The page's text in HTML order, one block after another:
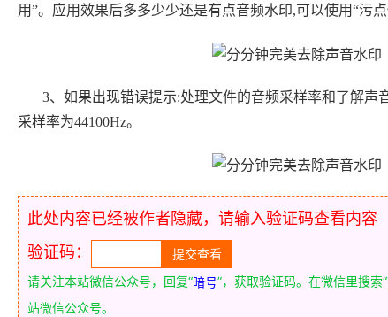
用”。应用效果后多多少少还是有点音频水印,可以使用“污
3、如果出现错误提示:处理文件的音频采样率和了解
采样率为44100Hz。
此处内容已经被作者隐藏，请输入验证码查看内容
验证码：
请关注本站微信公众号，回复“暗号”，获取验证码。在微信里搜索“
站微信公众号。